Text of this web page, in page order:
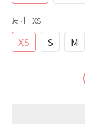
尺寸 : XS
XS S M